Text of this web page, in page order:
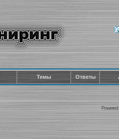
Темы Ответы